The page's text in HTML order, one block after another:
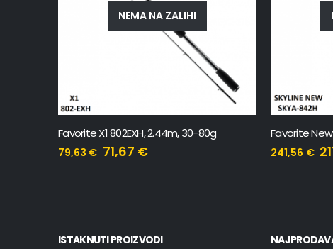
NEMA NA ZALIHI
Favorite X1 802EXH, 2.44m, 30-80g
79,63€ 71,67 € 241,56€
ISTAKNUTI PROIZVODI